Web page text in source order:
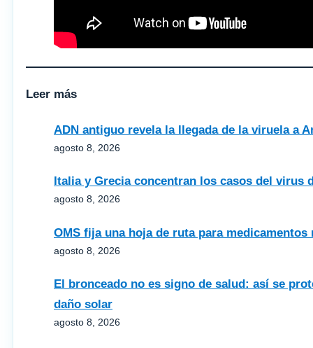
Leer más
ADN antiguo revela la llegada de la viruela a
agosto 8, 2026
Italia y Grecia concentran los casos del virus
agosto 8, 2026
OMS fija una hoja de ruta para medicamentos
agosto 8, 2026
El bronceado no es signo de salud: así se
daño solar
agosto 8, 2026